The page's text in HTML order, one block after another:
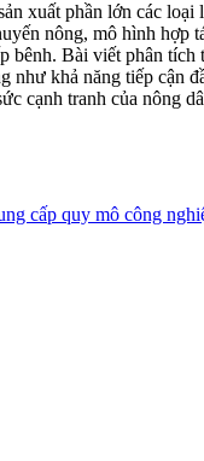
xuất phần lớn các
nông, mô hình
bênh. Bài viết phân
như khả năng tiếp
cạnh tranh của nông
cấp quy mô công